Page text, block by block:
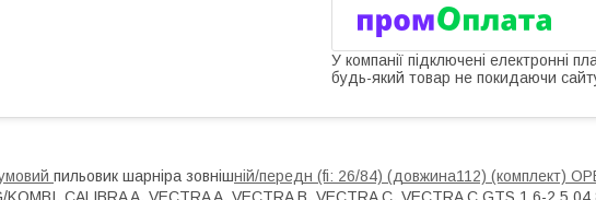
У компанії підключені електронні
будь-який товар не покидаючи
пильовик шарніра зовнішній/передн (fi: 26/84) (довжина112) (комплект)
KOMBI, CALIBRA A, VECTRA A, VECTRA B, VECTRA C, VECTRA C GTS 1.6-2.5